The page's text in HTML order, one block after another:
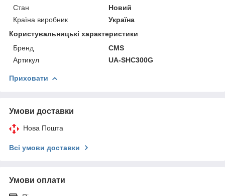
Стан
Новий
Країна виробник
Україна
Користувальницькі характеристики
Бренд
CMS
Артикул
UA-SHC300G
Приховати
Умови доставки
Нова Пошта
Всі умови доставки
Умови оплати